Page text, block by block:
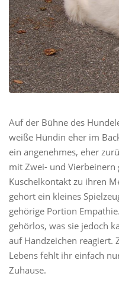
Auf der Bühne des
weiße Hündin eher im
ein angenehmes, eher
mit Zwei- und Vierbeinern
Kuschelkontakt zu ihren
gehört ein kleines
gehörige Portion
gehörlos, was sie jedoch
auf Handzeichen
Lebens fehlt ihr einfach
Zuhause.